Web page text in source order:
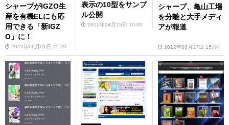
シャープがIGZO生
産を有機ELにも応
用できる「新IGZ
O」に！
2012年06月01日 15:20
表示の10型をサンプ
ル公開
2012年04月15日 10:00
シャープ、亀山工場
を分離と大手メディ
アが報道
2012年08月17日 15:44